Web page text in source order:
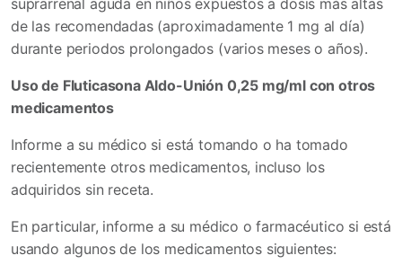
suprarrenal aguda en niños expuestos a dosis más altas
de las recomendadas (aproximadamente 1 mg al día)
durante periodos prolongados (varios meses o años).
Uso de Fluticasona Aldo-Unión 0,25 mg/ml con otros
medicamentos
Informe a su médico si está tomando o ha tomado
recientemente otros medicamentos, incluso los
adquiridos sin receta.
En particular, informe a su médico o farmacéutico si está
usando algunos de los medicamentos siguientes: